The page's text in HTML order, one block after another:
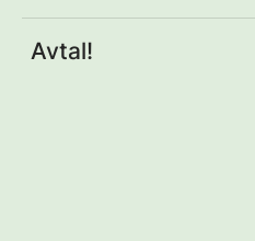
Avtal!